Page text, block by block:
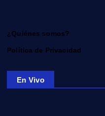
¿Quiénes somos?
Política de Privacidad
En Vivo